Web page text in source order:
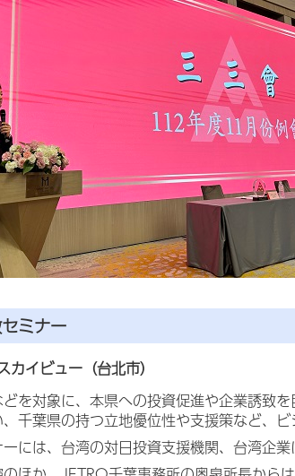
ミナー
カイビュー（台北市）
を対象に、本県への投資促進や企業誘致
千葉県の持つ立地優位性や支援策など、
には、台湾の対日投資支援機関、台湾企